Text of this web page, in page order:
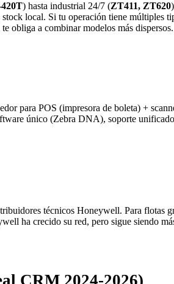
) hasta industrial 24/7 (ZT411, ZT620
local. Si tu operación tiene
obliga a combinar modelos más dispersos.
para POS (impresora de boleta) +
único (Zebra DNA), soporte
técnicos Honeywell. Para flotas
ha crecido su red, pero sigue siendo
CRM 2024-2026)